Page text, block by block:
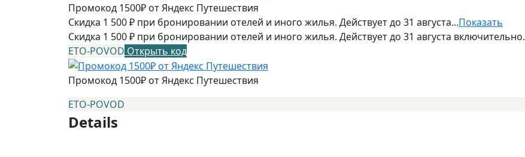
Промокод 1500₽ от Яндекс Путешествия
Скидка 1 500 ₽ при бронировании отелей и иного жилья. Действует до 31 августа...Показать
Скидка 1 500 ₽ при бронировании отелей и иного жилья. Действует до 31 августа включительно.
ETO-POVOD Открыть код
Промокод 1500₽ от Яндекс Путешествия
ETO-POVOD
Details